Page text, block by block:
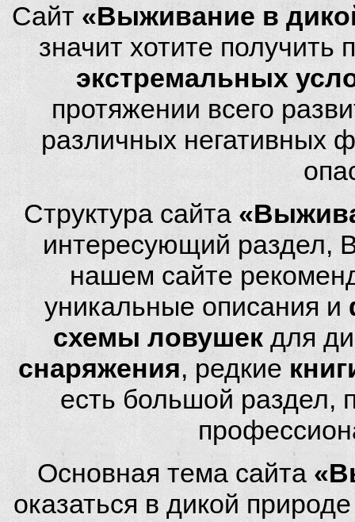
Сайт «Выживание в
значит хотите
экстремальных
протяжении всего
различных негативных
Структура сайта
интересующий раздел,
нашем сайте
уникальные описания и
схемы ловушек для
снаряжения, редкие
есть большой
Основная тема сайта
оказаться в дикой